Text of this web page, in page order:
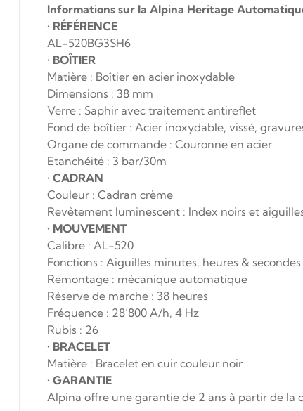
Informations sur la Alpina Heritage
• RÉFÉRENCE
AL-520BG3SH6
• BOÎTIER
Matière : Boîtier en acier inoxydable
Dimensions : 38 mm
Verre : Saphir avec traitement antireflet
Fond de boîtier : Acier inoxydable, vissé,
Organe de commande : Couronne en acier
Etanchéité : 3 bar/30m
• CADRAN
Couleur : Cadran crème
Revêtement luminescent : Index noirs et
• MOUVEMENT
Calibre : AL-520
Fonctions : Aiguilles minutes, heures & secondes
Remontage : mécanique automatique
Réserve de marche : 38 heures
Fréquence : 28’800 A/h, 4 Hz
Rubis : 26
• BRACELET
Matière : Bracelet en cuir couleur noir
• GARANTIE
Alpina offre une garantie de 2 ans à partir de la